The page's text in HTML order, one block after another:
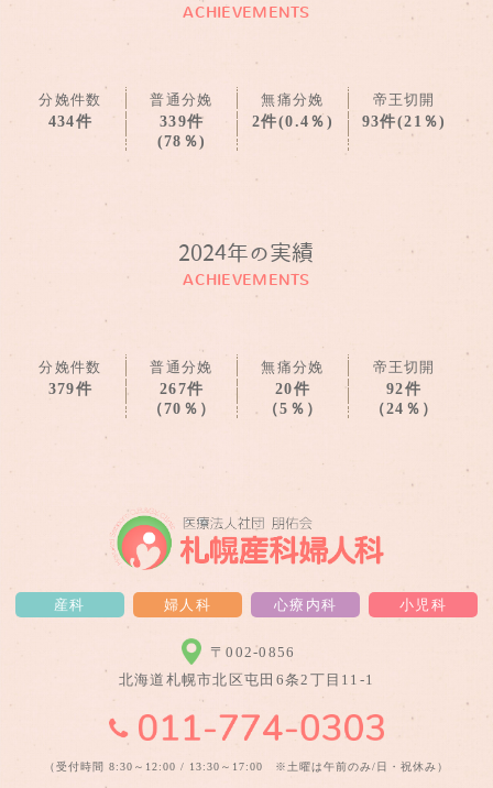
ACHIEVEMENTS
分娩件数
434件
普通分娩
339件
(78％)
無痛分娩
2件(0.4％)
帝王切開
93件(21％)
2024年の実績
ACHIEVEMENTS
分娩件数
379件
普通分娩
267件
（70％）
無痛分娩
20件
（5％）
帝王切開
92件
（24％）
産科 婦人科 心療内科 小児科
〒002-0856
北海道札幌市北区屯田6条2丁目11-1
（受付時間 8:30～12:00 / 13:30～17:00 ※土曜は午前のみ/日・祝休み）